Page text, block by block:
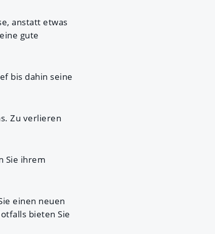
anstatt etwas
gute
bis dahin seine
Zu verlieren
Sie ihrem
einen neuen
bieten Sie